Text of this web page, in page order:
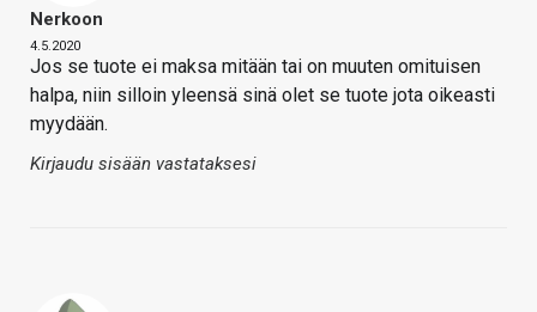
Nerkoon
4.5.2020
Jos se tuote ei maksa mitään tai on muuten omituisen
halpa, niin silloin yleensä sinä olet se tuote jota oikeasti
myydään.
Kirjaudu sisään vastataksesi